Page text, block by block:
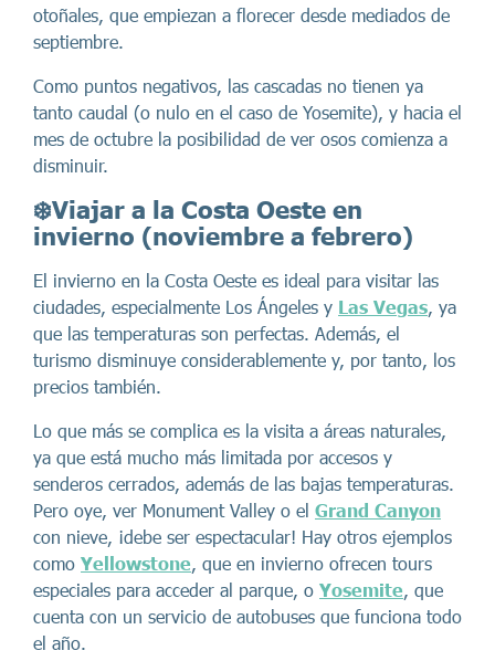
otoñales, que empiezan a florecer desde mediados de
septiembre.
Como puntos negativos, las cascadas no tienen ya
tanto caudal (o nulo en el caso de Yosemite), y hacia el
mes de octubre la posibilidad de ver osos comienza a
disminuir.
❄️Viajar a la Costa Oeste en
invierno (noviembre a febrero)
El invierno en la Costa Oeste es ideal para visitar las
ciudades, especialmente Los Ángeles y Las Vegas , ya
que las temperaturas son perfectas. Además, el
turismo disminuye considerablemente y, por tanto, los
precios también.
Lo que más se complica es la visita a áreas naturales,
ya que está mucho más limitada por accesos y
senderos cerrados, además de las bajas temperaturas.
Pero oye, ver Monument Valley o el Grand Canyon
con nieve, ¡debe ser espectacular! Hay otros ejemplos
como Yellowstone , que en invierno ofrecen tours
especiales para acceder al parque, o Yosemite , que
cuenta con un servicio de autobuses que funciona todo
el año.